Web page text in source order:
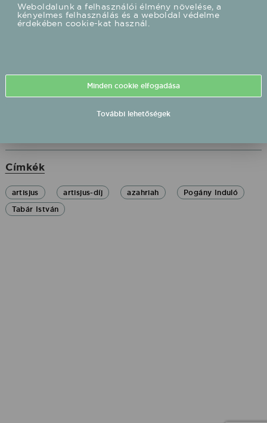
Beton.Hofi lett, elismerést
vehetett át mások mellett
Azahriah és Pogány Induló a
Címkék
artisjus artisjus-díj azahriah
Pogány Induló
Tabár István
Weboldalunk a felhasználói élmény növelése, a
kényelmes felhasználás és a weboldal védelme
érdekében cookie-kat használ.
Minden cookie elfogadása
További lehetőségek